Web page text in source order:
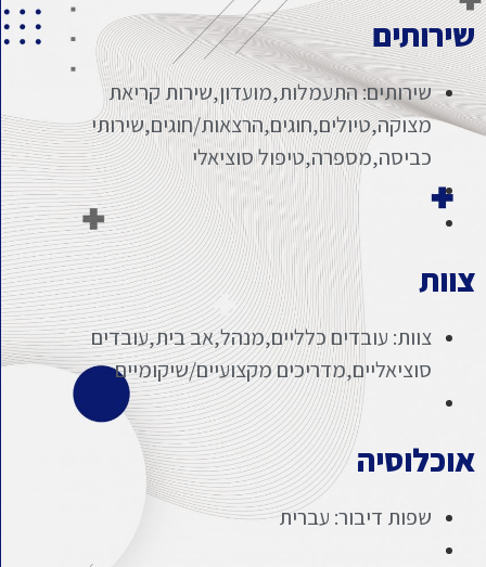
שירותים
שירותים: התעמלות,מועדון,שירות קריאת
מצוקה,טיולים,חוגים,הרצאות/חוגים,שירותי
כביסה,מספרה,טיפול סוציאלי
צוות
צוות: עובדים כלליים,מנהל,אב בית,עובדים
סוציאליים,מדריכים מקצועיים/שיקומיים
אוכלוסיה
שפות דיבור: עברית